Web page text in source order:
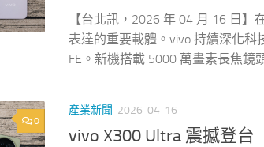
【台北訊，2026 年 04 月 16 日
表達的重要載體。vivo 持續深化
FE。新機搭載 5000 萬畫素長焦鏡
0
產業新聞 2026-04-16
vivo X300 Ultra 震撼登